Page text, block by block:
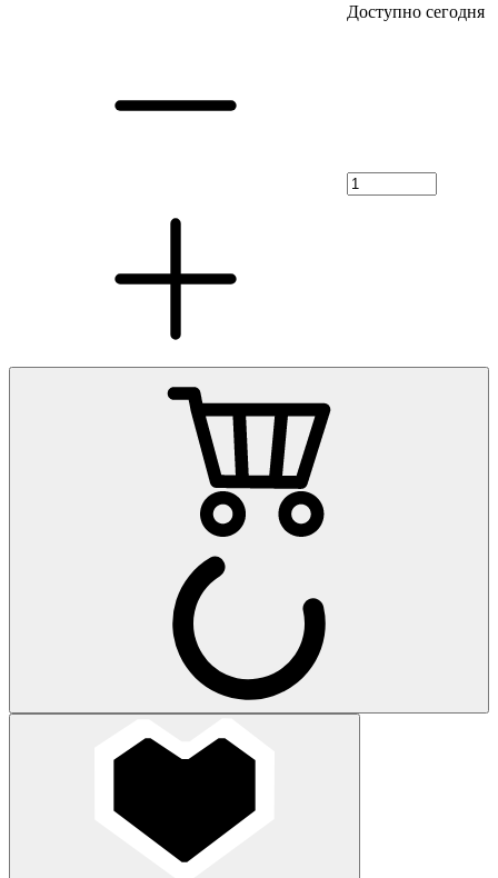
Доступно сегодня